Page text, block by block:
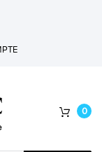
0